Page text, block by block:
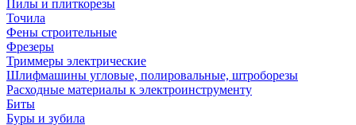
Пилы и плиткорезы
Точила
Фены строительные
Фрезеры
Триммеры электрические
Шлифмашины угловые, полировальные, штроборезы
Расходные материалы к электроинструменту
Биты
Буры и зубила